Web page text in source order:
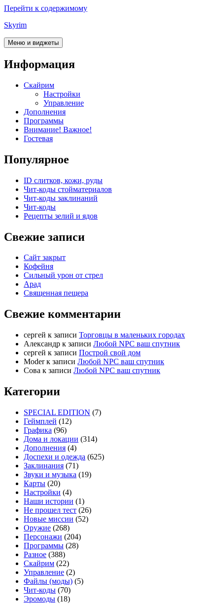
Перейти к содержимому
Skyrim
Меню и виджеты
Информация
Скайрим
Настройки
Управление
Дополнения
Программы
Внимание! Важное!
Гостевая
Популярное
ID слитков, кожи, руды
Чит-коды стойматериалов
Чит-коды заклинаний
Чит-коды
Рецепты зелий и ядов
Свежие записи
Сайт закрыт
Кофейня
Cильный урон от стрел
Арад
Священная пещера
Свежие комментарии
cергей к записи Торговцы в маленьких городах
Александр к записи Любой NPC ваш спутник
cергей к записи Построй свой дом
Moderк записи Любой NPC ваш спутник
Сова к записи Любой NPC ваш спутник
Категории
SPECIAL EDITION (7)
Геймплей (12)
Графика (96)
Дома и локации (314)
Дополнения (4)
Доспехи и одежда (625)
Заклинания (71)
Звуки и музыка (19)
Карты (20)
Настройки (4)
Наши истории (1)
Не прошел тест (26)
Новые миссии (52)
Оружие (268)
Персонажи (204)
Программы (28)
Разное (388)
Скайрим (22)
Управление (2)
Файлы (моды) (5)
Чит-коды (70)
Эромоды (18)